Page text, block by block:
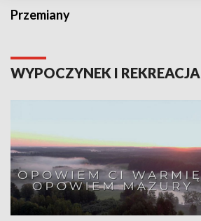
Przemiany
WYPOCZYNEK I REKREACJA